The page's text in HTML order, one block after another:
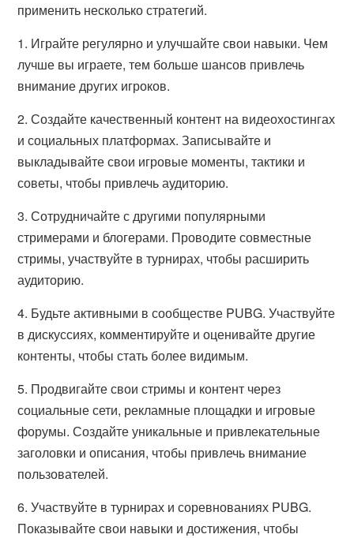
применить несколько стратегий.
1. Играйте регулярно и улучшайте свои навыки. Чем
лучше вы играете, тем больше шансов привлечь
внимание других игроков.
2. Создайте качественный контент на видеохостингах
и социальных платформах. Записывайте и
выкладывайте свои игровые моменты, тактики и
советы, чтобы привлечь аудиторию.
3. Сотрудничайте с другими популярными
стримерами и блогерами. Проводите совместные
стримы, участвуйте в турнирах, чтобы расширить
аудиторию.
4. Будьте активными в сообществе PUBG. Участвуйте
в дискуссиях, комментируйте и оценивайте другие
контенты, чтобы стать более видимым.
5. Продвигайте свои стримы и контент через
социальные сети, рекламные площадки и игровые
форумы. Создайте уникальные и привлекательные
заголовки и описания, чтобы привлечь внимание
пользователей.
6. Участвуйте в турнирах и соревнованиях PUBG.
Показывайте свои навыки и достижения, чтобы